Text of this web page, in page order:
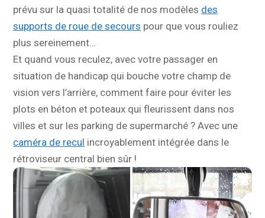
prévu sur la quasi totalité de nos modèles des
supports de roue de secours pour que vous rouliez
plus sereinement…
Et quand vous reculez, avec votre passager en
situation de handicap qui bouche votre champ de
vision vers l’arrière, comment faire pour éviter les
plots en béton et poteaux qui fleurissent dans nos
villes et sur les parking de supermarché ? Avec une
caméra de recul incroyablement intégrée dans le
rétroviseur central bien sûr !